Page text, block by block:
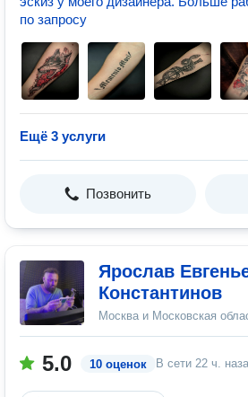
по запросу
Ещё 3 услуги
Позвонить
Ярослав
Константинов
Москва и Московская
5.0 10 оценок В сети 22 ч.